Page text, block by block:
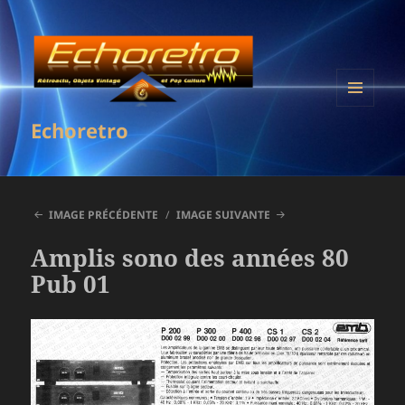
Echoretro
IMAGE PRÉCÉDENTE IMAGE SUIVANTE
Amplis sono des années 80
Pub 01